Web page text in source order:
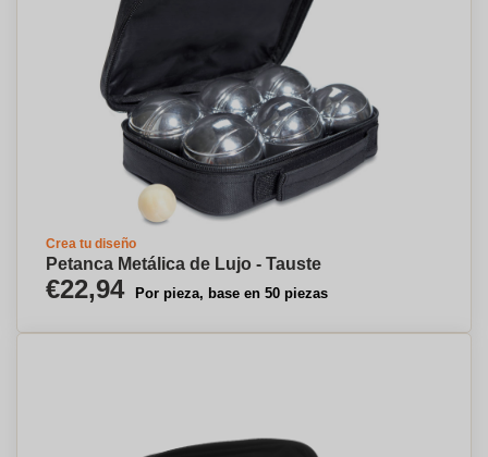
Crea tu diseño
Petanca Metálica de Lujo - Tauste
€22,94 Por pieza, base en 50 piezas